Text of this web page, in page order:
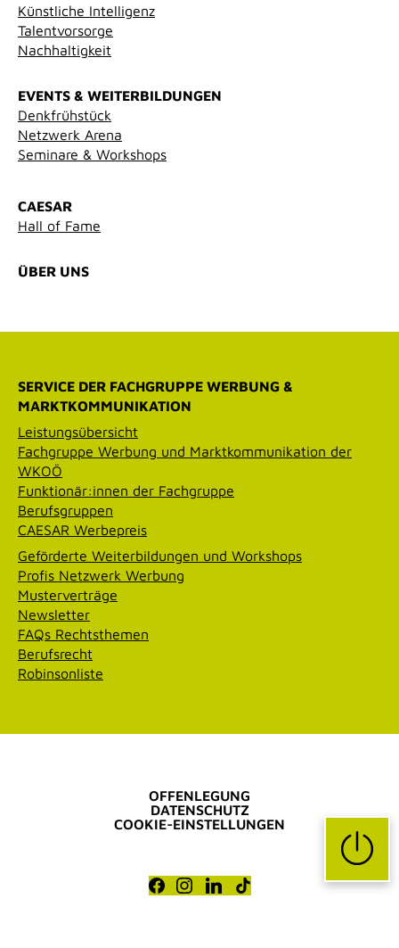
Künstliche Intelligenz
Talentvorsorge
Nachhaltigkeit
EVENTS & WEITERBILDUNGEN
Denkfrühstück
Netzwerk Arena
Seminare & Workshops
CAESAR
Hall of Fame
ÜBER UNS
SERVICE DER FACHGRUPPE WERBUNG &
MARKTKOMMUNIKATION
Leistungsübersicht
Fachgruppe Werbung und Marktkommunikation der
WKOÖ
Funktionär:innen der Fachgruppe
Berufsgruppen
CAESAR Werbepreis
Geförderte Weiterbildungen und Workshops
Profis Netzwerk Werbung
Musterverträge
Newsletter
FAQs Rechtsthemen
Berufsrecht
Robinsonliste
OFFENLEGUNG
DATENSCHUTZ
COOKIE-EINSTELLUNGEN